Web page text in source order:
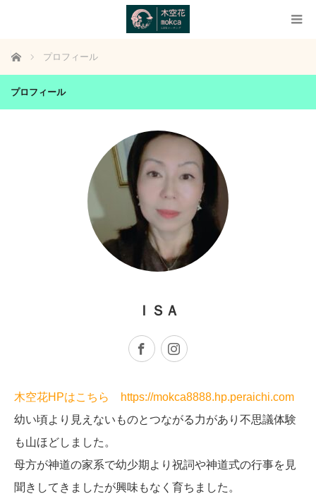
ホーム プロフィール
プロフィール
ＩＳＡ
FacebookInstagram
木空花HPはこちら
https://mokca8888.hp.peraichi.com
幼い頃より見えないものとつながる力があり不思議体験
も山ほどしました。
母方が神道の家系で幼少期より祝詞や神道式の行事を見
聞きしてきましたが興味もなく育ちました。